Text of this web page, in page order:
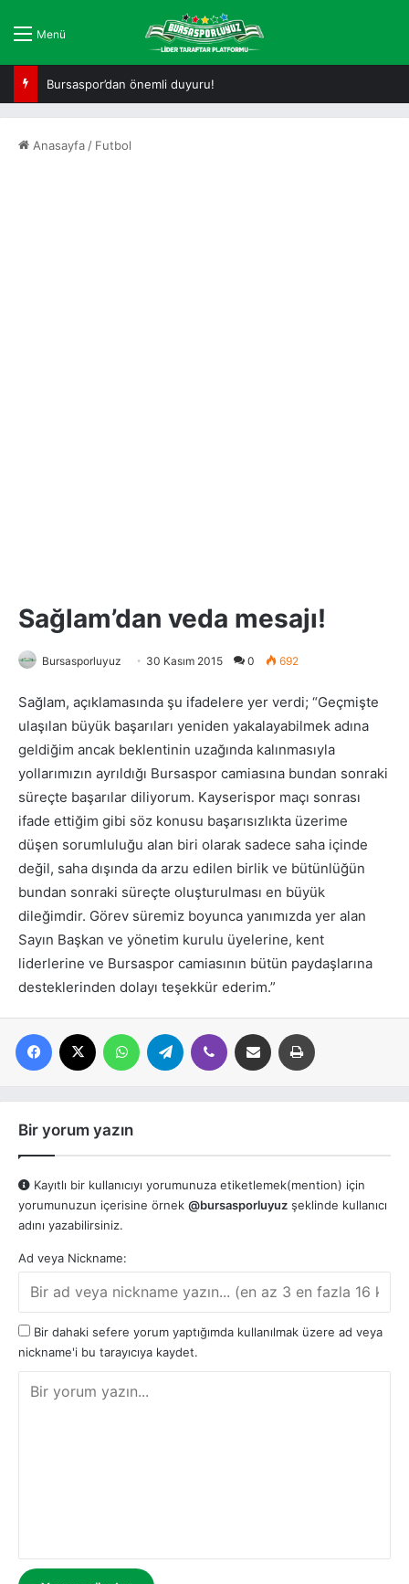
Menü
Bursaspor’dan önemli duyuru!
Anasayfa / Futbol
Sağlam’dan veda mesajı!
Bursasporluyuz 30 Kasım 2015 0 692
Sağlam, açıklamasında şu ifadelere yer verdi; “Geçmişte
ulaşılan büyük başarıları yeniden yakalayabilmek adına
geldiğim ancak beklentinin uzağında kalınmasıyla
yollarımızın ayrıldığı Bursaspor camiasına bundan sonraki
süreçte başarılar diliyorum. Kayserispor maçı sonrası
ifade ettiğim gibi söz konusu başarısızlıkta üzerime
düşen sorumluluğu alan biri olarak sadece saha içinde
değil, saha dışında da arzu edilen birlik ve bütünlüğün
bundan sonraki süreçte oluşturulması en büyük
dileğimdir. Görev süremiz boyunca yanımızda yer alan
Sayın Başkan ve yönetim kurulu üyelerine, kent
liderlerine ve Bursaspor camiasının bütün paydaşlarına
desteklerinden dolayı teşekkür ederim.”
Facebook WhatsAppTelegram Viber E-posta ile paylaş
Bir yorum yazın
Kayıtlı bir kullanıcıyı yorumunuza etiketlemek(mention) için
yorumunuzun içerisine örnek @bursasporluyuz şeklinde kullanıcı
adını yazabilirsiniz.
Ad veya Nickname:
Bir dahaki sefere yorum yaptığımda kullanılmak üzere ad veya
nickname'i bu tarayıcıya kaydet.